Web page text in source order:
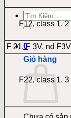
Tìm
kiếm:
0
Giỏ hàng
F12, class 1, 2
F 21, F 3V, nd
F22, class 1, 3